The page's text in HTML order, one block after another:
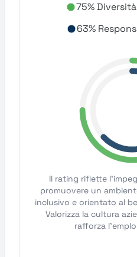
75%
63%
Il rating riflette
promuovere un
inclusivo e orientato al
Valorizza la cultura
rafforza